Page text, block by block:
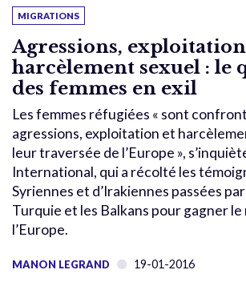
MIGRATIONS
Agressions,
harcèlement sexuel : le
des femmes en exil
Les femmes réfugiées « sont
agressions, exploitation et
leur traversée de l’Europe »,
International, qui a récolté les
Syriennes et d’Irakiennes passées
Turquie et les Balkans pour gagner le
l’Europe.
MANON LEGRAND 19-01-2016